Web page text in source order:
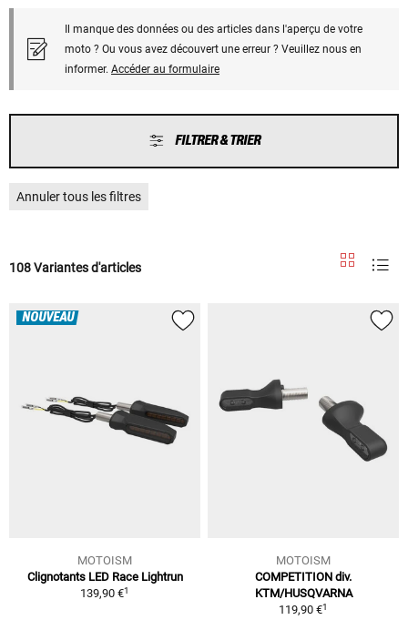
Il manque des données ou des articles dans l'aperçu de votre
moto ? Ou vous avez découvert une erreur ? Veuillez nous en
informer. Accéder au formulaire
FILTRER & TRIER
Annuler tous les filtres
108 Variantes d'articles
NOUVEAU
MOTOISM
Clignotants LED Race Lightrun
139,90 €1
MOTOISM
COMPETITION div.
KTM/HUSQVARNA
119,90 €1